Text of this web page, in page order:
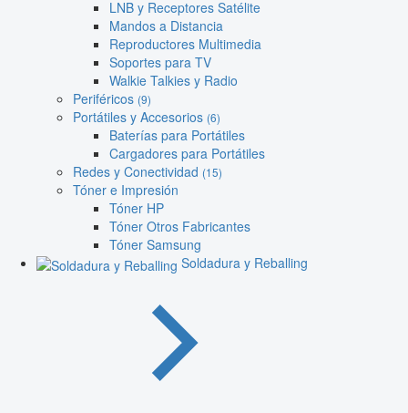
LNB y Receptores Satélite
Mandos a Distancia
Reproductores Multimedia
Soportes para TV
Walkie Talkies y Radio
Periféricos (9)
Portátiles y Accesorios (6)
Baterías para Portátiles
Cargadores para Portátiles
Redes y Conectividad (15)
Tóner e Impresión
Tóner HP
Tóner Otros Fabricantes
Tóner Samsung
Soldadura y Reballing